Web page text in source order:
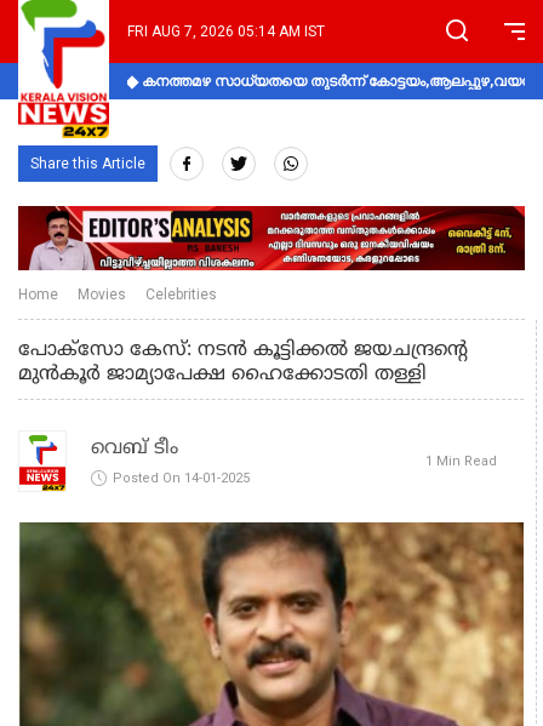
FRI AUG 7, 2026 05:14 AM IST
കനത്തമഴ സാധ്യതയെ തുടർന്ന്
Share this Article
Home Movies Celebrities
പോക്സോ കേസ്: നടൻ കൂട്ടിക്കൽ ജയചന്ദ്രന്റെ
മുൻകൂർ ജാമ്യാപേക്ഷ ഹൈക്കോടതി തള്ളി
വെബ് ടീം
Posted On 14-01-2025
1 Min Read